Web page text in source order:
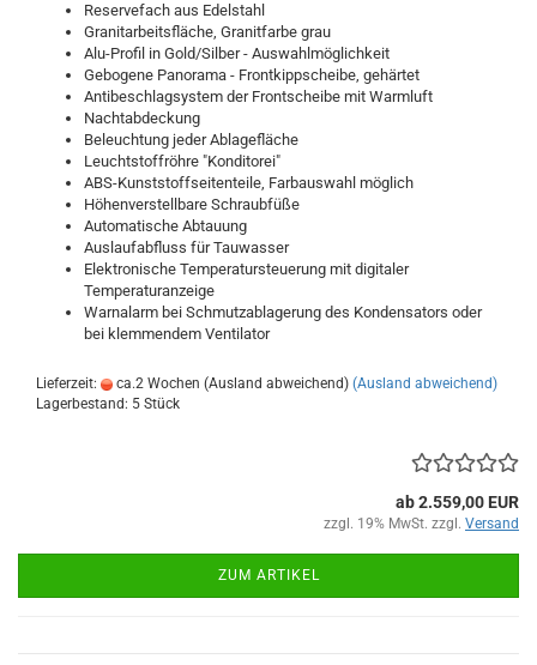
Reservefach aus Edelstahl
Granitarbeitsfläche, Granitfarbe grau
Alu-Profil in Gold/Silber - Auswahlmöglichkeit
Gebogene Panorama - Frontkippscheibe, gehärtet
Antibeschlagsystem der Frontscheibe mit Warmluft
Nachtabdeckung
Beleuchtung jeder Ablagefläche
Leuchtstoffröhre "Konditorei"
ABS-Kunststoffseitenteile, Farbauswahl möglich
Höhenverstellbare Schraubfüße
Automatische Abtauung
Auslaufabfluss für Tauwasser
Elektronische Temperatursteuerung mit digitaler
Temperaturanzeige
Warnalarm bei Schmutzablagerung des Kondensators oder
bei klemmendem Ventilator
Lieferzeit: ca.2 Wochen (Ausland abweichend) (Ausland abweichend)
Lagerbestand: 5 Stück
ab 2.559,00 EUR
zzgl. 19% MwSt. zzgl. Versand
ZUM ARTIKEL